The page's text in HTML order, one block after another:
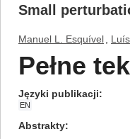
Small
Manuel L. Esquível
Pełne
Języki publikacji
EN
Abstrakty